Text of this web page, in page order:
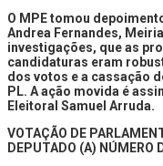
O MPE tomou
Andrea Fernandes,
investigações, que as
candidaturas eram
dos votos e a cassação
PL. A ação movida é
Eleitoral Samuel Arruda.
VOTAÇÃO DE
DEPUTADO (A) NÚMERO